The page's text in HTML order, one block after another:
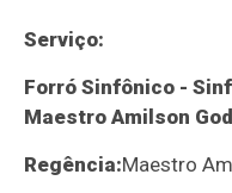
Serviço:
Forró Sinfônico -
Maestro Amilson
Regência:Maestro